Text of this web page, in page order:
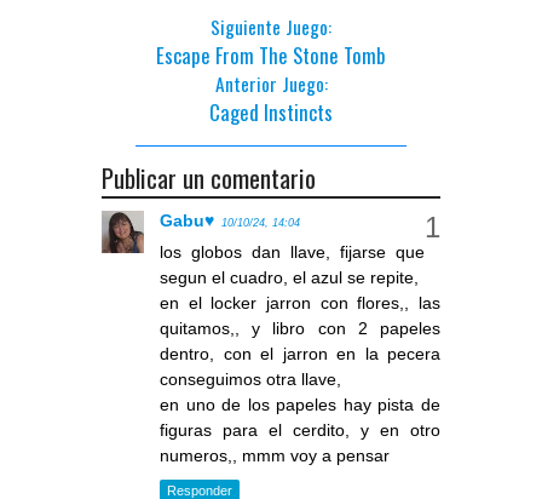
Siguiente Juego:
Escape From The Stone Tomb
Anterior Juego:
Caged Instincts
Publicar un comentario
Gabu♥ 10/10/24, 14:04
los globos dan llave, fijarse que
segun el cuadro, el azul se repite,
en el locker jarron con flores,, las
quitamos,, y libro con 2 papeles
dentro, con el jarron en la pecera
conseguimos otra llave,
en uno de los papeles hay pista de
figuras para el cerdito, y en otro
numeros,, mmm voy a pensar
Responder